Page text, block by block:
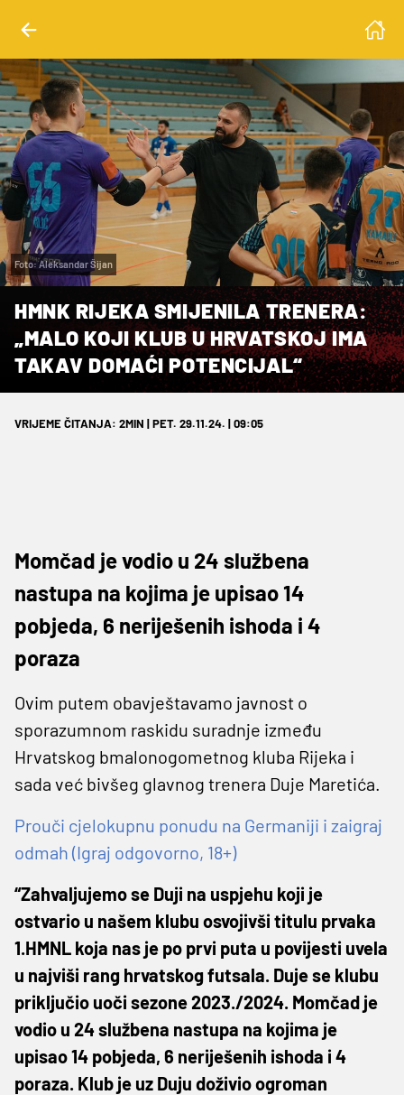
Foto: Aleksandar Šijan
HMNK RIJEKA SMIJENILA TRENERA:
„MALO KOJI KLUB U HRVATSKOJ IMA
TAKAV DOMAĆI POTENCIJAL“
VRIJEME ČITANJA: 2MIN | PET. 29.11.24. | 09:05
Momčad je vodio u 24 službena
nastupa na kojima je upisao 14
pobjeda, 6 neriješenih ishoda i 4
poraza
Ovim putem obavještavamo javnost o
sporazumnom raskidu suradnje između
Hrvatskog bmalonogometnog kluba Rijeka i
sada već bivšeg glavnog trenera Duje Maretića.
Prouči cjelokupnu ponudu na Germaniji i zaigraj
odmah (Igraj odgovorno, 18+)
“Zahvaljujemo se Duji na uspjehu koji je
ostvario u našem klubu osvojivši titulu prvaka
1.HMNL koja nas je po prvi puta u povijesti uvela
u najviši rang hrvatskog futsala. Duje se klubu
priključio uoči sezone 2023./2024. Momčad je
vodio u 24 službena nastupa na kojima je
upisao 14 pobjeda, 6 neriješenih ishoda i 4
poraza. Klub je uz Duju doživio ogroman